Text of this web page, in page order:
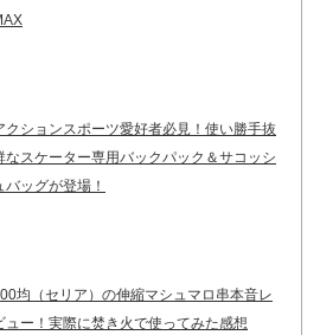
クションスポーツ愛好者必見！使い勝手抜
なスケーター専用バックパック＆サコッシ
バッグが登場！
均（セリア）の伸縮マシュマロ串本音レ
ュー！実際に焚き火で使ってみた感想